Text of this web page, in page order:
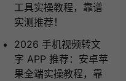
工具实操教程，靠谱
实测推荐！
2026 手机视频转文
字 APP 推荐：安卓苹
果全端实操教程，靠